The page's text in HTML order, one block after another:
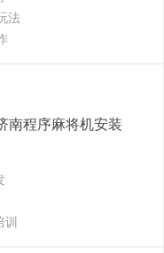
法
南程序麻将机安装
训